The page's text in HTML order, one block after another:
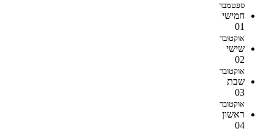
ספטמבר
חמישי
01
אוקטובר
שישי
02
אוקטובר
שבת
03
אוקטובר
ראשון
04